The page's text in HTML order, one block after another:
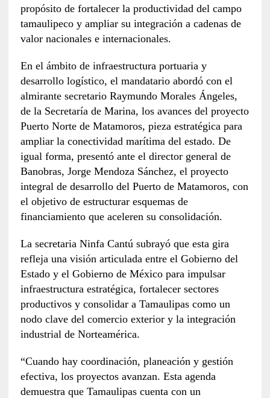
propósito de fortalecer la productividad del campo
tamaulipeco y ampliar su integración a cadenas de
valor nacionales e internacionales.
En el ámbito de infraestructura portuaria y
desarrollo logístico, el mandatario abordó con el
almirante secretario Raymundo Morales Ángeles,
de la Secretaría de Marina, los avances del proyecto
Puerto Norte de Matamoros, pieza estratégica para
ampliar la conectividad marítima del estado. De
igual forma, presentó ante el director general de
Banobras, Jorge Mendoza Sánchez, el proyecto
integral de desarrollo del Puerto de Matamoros, con
el objetivo de estructurar esquemas de
financiamiento que aceleren su consolidación.
La secretaria Ninfa Cantú subrayó que esta gira
refleja una visión articulada entre el Gobierno del
Estado y el Gobierno de México para impulsar
infraestructura estratégica, fortalecer sectores
productivos y consolidar a Tamaulipas como un
nodo clave del comercio exterior y la integración
industrial de Norteamérica.
“Cuando hay coordinación, planeación y gestión
efectiva, los proyectos avanzan. Esta agenda
demuestra que Tamaulipas cuenta con un